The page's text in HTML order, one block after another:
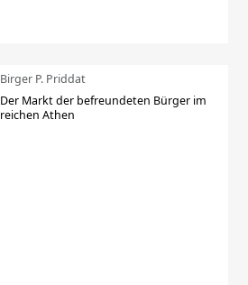
Birger P. Priddat
Der Markt der befreundeten Bürger im
reichen Athen